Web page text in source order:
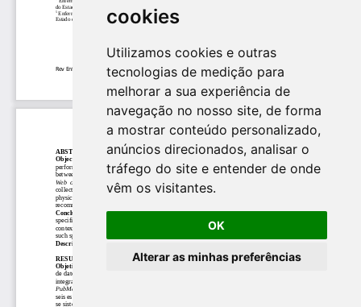
cookies
Utilizamos cookies e outras
tecnologias de medição para
melhorar a sua experiência de
navegação no nosso site, de forma
a mostrar conteúdo personalizado,
anúncios direcionados, analisar o
tráfego do site e entender de onde
vêm os visitantes.
OK
Alterar as minhas preferências